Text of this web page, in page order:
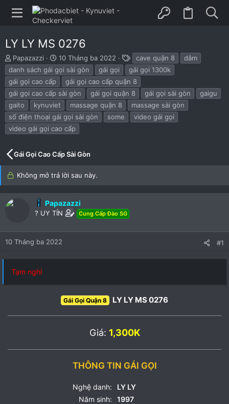
LY LY MS 0276
B
ắ
t
đ
ầ
u
Papazazzi
N
g
à
b
ắ
t
đ
ầ
10 Tháng ba 2022
h
ẻ
cave quận 8
dâm
danh sách gái gọi sài gòn
gái gọi
gái gọi 1300k
gái gọi cao cấp
gái gọi cao cấp quận 8
gái gọi cao cấp sài gòn
gái gọi quận 8 gái gọi sài gòn
gaigu
gaito
kynuviet massage quận 8
massage sài gòn
số điện thoại gái gọi sài gòn
some
video gái gọi
video gái gọi cao cấp
Gái Gọi Cao Cấp Sài Gòn
Không mở trả lời sau này.
Papazazzi
? UY TÍN Cung Cấp Đào SG
10 Tháng ba 2022 #1
Tạm nghỉ
Gái Gọi Quận 8 LY LY MS 0276
Giá: 1,300K
THÔNG TIN GÁI GỌI
Nghệ danh:
LY LY
Năm sinh:
1997